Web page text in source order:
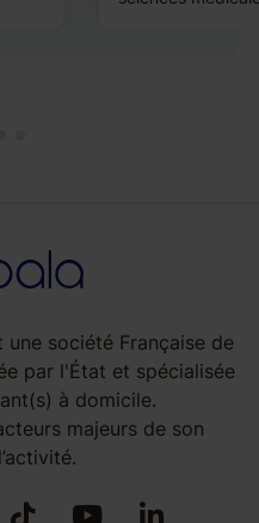
société Française de
par l'État et spécialisée
à domicile.
majeurs de son